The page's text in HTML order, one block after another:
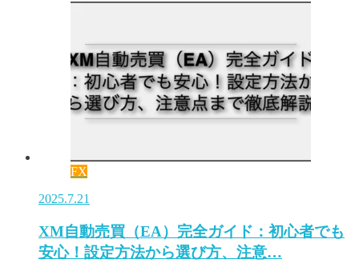
FX
2025.7.21
XM自動売買（EA）完全ガイド：初心者でも
安心！設定方法から選び方、注意…